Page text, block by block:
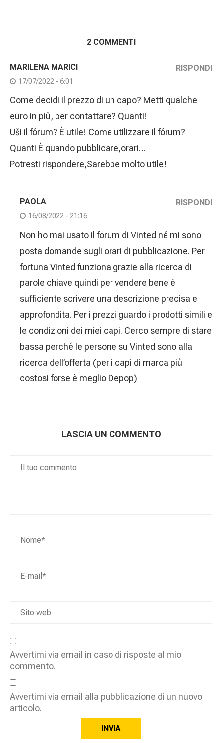
2 COMMENTI
MARILENA MARICI
17/07/2022 - 6:01
Come decidi il prezzo di un capo? Metti qualche
euro in più, per contattare? Quanti!
Uši il fórum? È utile! Come utilizzare il fórum?
Quanti È quando pubblicare,orari…
Potresti rispondere,Sarebbe molto utile!
RISPONDI
PAOLA
16/08/2022 - 21:16
Non ho mai usato il forum di Vinted né mi sono
posta domande sugli orari di pubblicazione. Per
fortuna Vinted funziona grazie alla ricerca di
parole chiave quindi per vendere bene è
sufficiente scrivere una descrizione precisa e
approfondita. Per i prezzi guardo i prodotti simili e
le condizioni dei miei capi. Cerco sempre di stare
bassa perché le persone su Vinted sono alla
ricerca dell’offerta (per i capi di marca più
costosi forse è meglio Depop)
RISPONDI
LASCIA UN COMMENTO
Avvertimi via email in caso di risposte al mio
commento.
Avvertimi via email alla pubblicazione di un nuovo
articolo.